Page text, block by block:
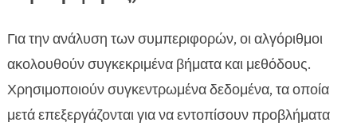
Για την ανάλυση των συμπεριφορών, οι αλγόριθμοι
ακολουθούν συγκεκριμένα βήματα και μεθόδους.
Χρησιμοποιούν συγκεντρωμένα δεδομένα, τα οποία
μετά επεξεργάζονται για να εντοπίσουν προβλήματα